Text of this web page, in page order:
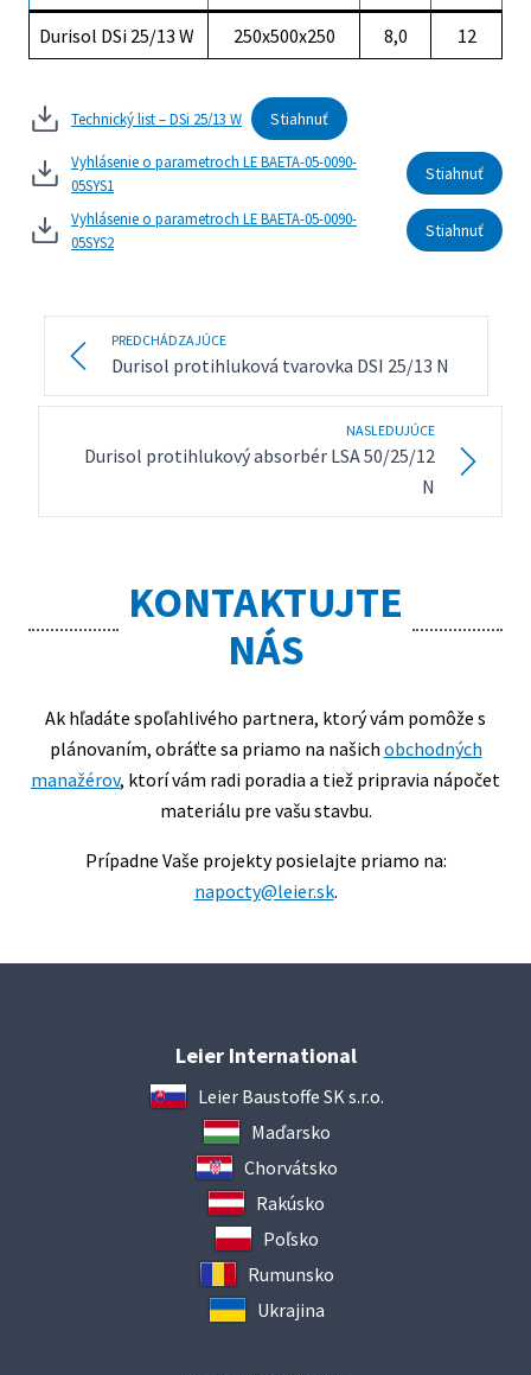
Durisol DSi 25/13 W 250x500x250 8,0 12
Technický list – DSi 25/13 W Stiahnuť
Vyhlásenie o parametroch LE BAETA-05-0090-
05SYS1
Stiahnuť
Vyhlásenie o parametroch LE BAETA-05-0090-
05SYS2
Stiahnuť
PREDCHÁDZAJÚCE
Durisol protihluková tvarovka DSI 25/13 N
NASLEDUJÚCE
Durisol protihlukový absorbér LSA 50/25/12
N
KONTAKTUJTE
NÁS
Ak hľadáte spoľahlivého partnera, ktorý vám pomôže s
plánovaním, obráťte sa priamo na našich obchodných
manažérov, ktorí vám radi poradia a tiež pripravia nápočet
materiálu pre vašu stavbu.
Prípadne Vaše projekty posielajte priamo na:
napocty@leier.sk.
Leier International
Leier Baustoffe SK s.r.o.
Maďarsko
Chorvátsko
Rakúsko
Poľsko
Rumunsko
Ukrajina